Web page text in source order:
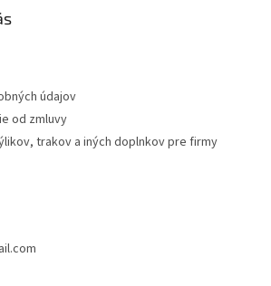
údajov
od zmluvy
trakov a iných doplnkov pre firmy